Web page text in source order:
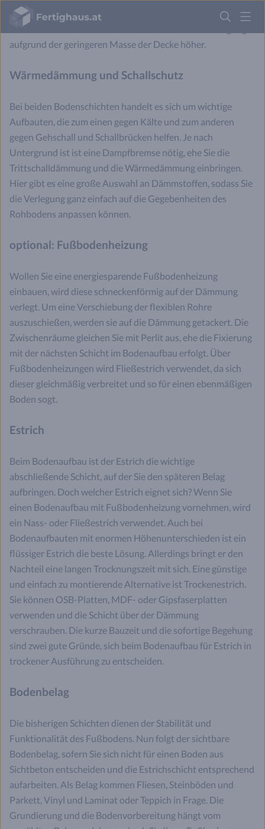
Fertighaus
Logo
Anmelden
variieren die Stärke und der Trittschall. In Fertighäusern und
Altbauten mit Holzdeckenaufbau ist die Schallübertragung
aufgrund der geringeren Masse der Decke höher.
Wärmedämmung und Schallschutz
Bei beiden Bodenschichten handelt es sich um wichtige
Aufbauten, die zum einen gegen Kälte und zum anderen
gegen Gehschall und Schallbrücken helfen. Je nach
Untergrund ist ist eine Dampfbremse nötig, ehe Sie die
Trittschalldämmung und die Wärmedämmung einbringen.
Hier gibt es eine große Auswahl an Dämmstoffen, sodass Sie
die Verlegung ganz einfach auf die Gegebenheiten des
Rohbodens anpassen können.
optional: Fußbodenheizung
Wollen Sie eine energiesparende Fußbodenheizung
einbauen, wird diese schneckenförmig auf der Dämmung
verlegt. Um eine Verschiebung der flexiblen Rohre
auszuschießen, werden sie auf die Dämmung getackert. Die
Zwischenräume gleichen Sie mit Perlit aus, ehe die Fixierung
mit der nächsten Schicht im Bodenaufbau erfolgt. Über
Fußbodenheizungen wird Fließestrich verwendet, da sich
dieser gleichmäßig verbreitet und so für einen ebenmäßigen
Boden sogt.
Estrich
Beim Bodenaufbau ist der Estrich die wichtige
abschließende Schicht, auf der Sie den späteren Belag
aufbringen. Doch welcher Estrich eignet sich? Wenn Sie
einen Bodenaufbau mit Fußbodenheizung vornehmen, wird
ein Nass- oder Fließestrich verwendet. Auch bei
Bodenaufbauten mit enormen Höhenunterschieden ist ein
flüssiger Estrich die beste Lösung. Allerdings bringt er den
Nachteil eine langen Trocknungszeit mit sich. Eine günstige
und einfach zu montierende Alternative ist Trockenestrich.
Sie können OSB-Platten, MDF- oder Gipsfaserplatten
verwenden und die Schicht über der Dämmung
verschrauben. Die kurze Bauzeit und die sofortige Begehung
sind zwei gute Gründe, sich beim Bodenaufbau für Estrich in
trockener Ausführung zu entscheiden.
Bodenbelag
Die bisherigen Schichten dienen der Stabilität und
Funktionalität des Fußbodens. Nun folgt der sichtbare
Bodenbelag, sofern Sie sich nicht für einen Boden aus
Sichtbeton entscheiden und die Estrichschicht entsprechend
aufarbeiten. Als Belag kommen Fliesen, Steinböden und
Parkett, Vinyl und Laminat oder Teppich in Frage. Die
Grundierung und die Bodenvorbereitung hängt vom